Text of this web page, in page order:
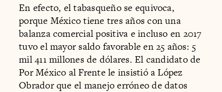
En efecto, el tabasqueño se equivoca,
porque México tiene tres años con una
balanza comercial positiva e incluso en 2017
tuvo el mayor saldo favorable en 25 años: 5
mil 411 millones de dólares. El candidato de
Por México al Frente le insistió a López
Obrador que el manejo erróneo de datos